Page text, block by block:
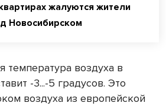
жалуются жители
Новосибирском
температура воздуха в
-3...-5 градусов. Это
воздуха из европейской